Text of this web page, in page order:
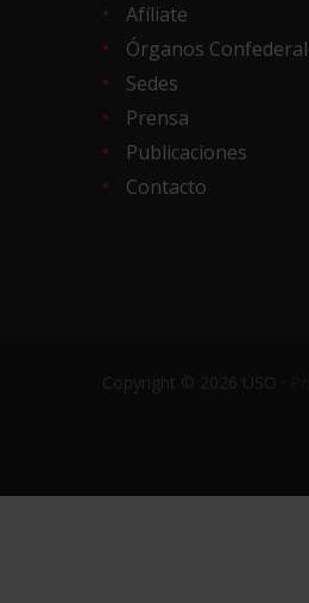
Afíliate
Órganos
Sedes
Prensa
Publicaciones
Contacto
Copyright © 2026 USO ·